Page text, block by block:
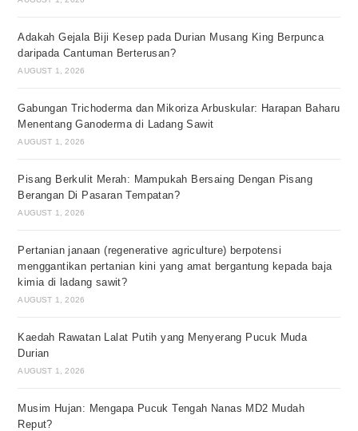
Adakah Gejala Biji Kesep pada Durian Musang King Berpunca
daripada Cantuman Berterusan?
AUGUST 1, 2026
Gabungan Trichoderma dan Mikoriza Arbuskular: Harapan Baharu
Menentang Ganoderma di Ladang Sawit
AUGUST 1, 2026
Pisang Berkulit Merah: Mampukah Bersaing Dengan Pisang
Berangan Di Pasaran Tempatan?
AUGUST 1, 2026
Pertanian janaan (regenerative agriculture) berpotensi
menggantikan pertanian kini yang amat bergantung kepada baja
kimia di ladang sawit?
AUGUST 1, 2026
Kaedah Rawatan Lalat Putih yang Menyerang Pucuk Muda
Durian
AUGUST 1, 2026
Musim Hujan: Mengapa Pucuk Tengah Nanas MD2 Mudah
Reput?